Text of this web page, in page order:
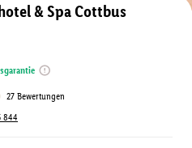
& Spa Cottbus
27 Bewertungen
844